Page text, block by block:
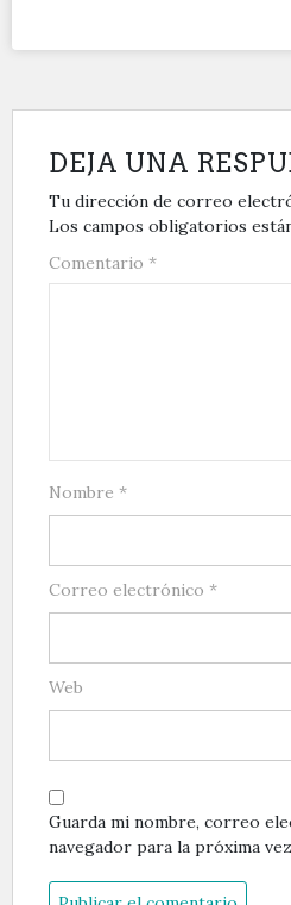
DEJA UNA
Tu dirección de correo
Los campos obligatorios
Comentario *
Nombre *
Correo electrónico *
Web
Guarda mi nombre, correo
navegador para la próxima